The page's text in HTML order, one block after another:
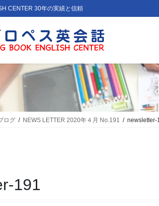
CENTER 30年の実績と信頼
ログ NEWS LETTER 2020年４月 No.191 newsletter-
191